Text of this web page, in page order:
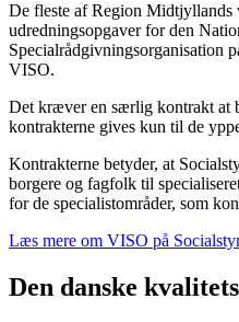
De fleste af Region Midtjyllands
udredningsopgaver for den
Specialrådgivningsorganisation
VISO.
Det kræver en særlig kontrakt at
kontrakterne gives kun til de
Kontrakterne betyder, at
borgere og fagfolk til
for de specialistområder, som
Læs mere om VISO på
Den danske